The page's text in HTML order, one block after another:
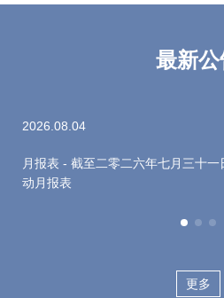
最新公
2026.08.04
月报表 - 截至二零二六年七月三十
动月报表
更多